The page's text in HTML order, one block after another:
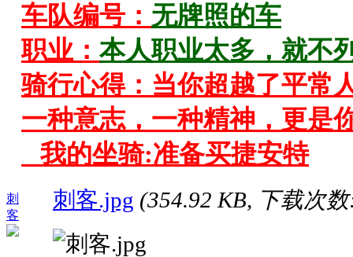
刺
客
车队编号： 无牌照的车
职业： 本人职业太多，就不
骑行心得：当你超越了平常
一种意志，一种精神，更是
我的坐骑:准备买捷安特
刺客.jpg (354.92 KB, 下载次